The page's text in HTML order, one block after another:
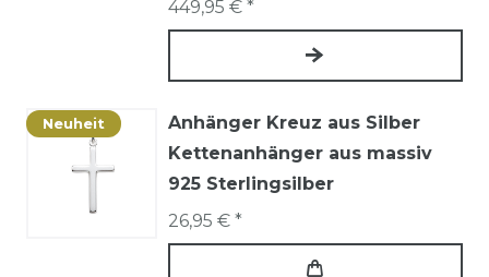
449,95 € *
Neuheit
Anhänger Kreuz aus Silber
Kettenanhänger aus massiv
925 Sterlingsilber
26,95 € *